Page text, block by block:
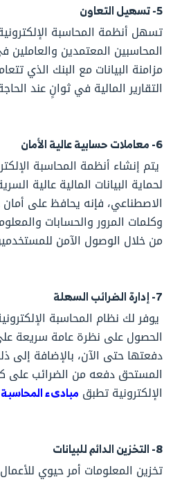
5- تسهيل التعاون
تسهل أنظمة المحاسبة
المحاسبين المعتمدين
مزامنة البيانات مع البنك الذي
التقارير المالية في ثوانٍ عند
6- معاملات حسابية عالية الأمان
يتم إنشاء أنظمة المحاسبة
لحماية البيانات المالية عالية
الاصطناعي، فإنه يحافظ على أمان
وكلمات المرور والحسابات
من خلال الوصول الآمن
7- إدارة الضرائب السهلة
يوفر لك نظام المحاسبة
الحصول على نظرة عامة سريعة
دفعتها حتى الآن، بالإضافة إلى
المستحق دفعه من الضرائب على
الإلكترونية تطبق مبادىء
8- التخزين الدائم للبيانات
تخزين المعلومات أمر حيوي